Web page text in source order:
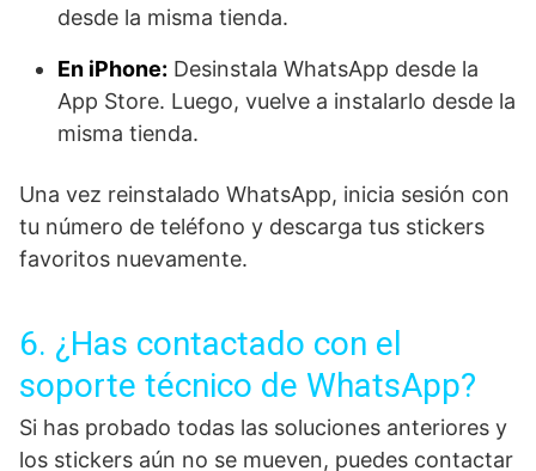
desde la misma tienda.
En iPhone: Desinstala WhatsApp desde la
App Store. Luego, vuelve a instalarlo desde la
misma tienda.
Una vez reinstalado WhatsApp, inicia sesión con
tu número de teléfono y descarga tus stickers
favoritos nuevamente.
6. ¿Has contactado con el
soporte técnico de WhatsApp?
Si has probado todas las soluciones anteriores y
los stickers aún no se mueven, puedes contactar